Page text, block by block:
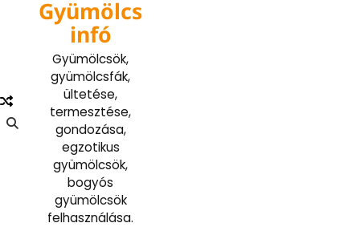
Gyümölcs
infó
Gyümölcsök,
gyümölcsfák,
ültetése,
termesztése,
gondozása,
egzotikus
gyümölcsök,
bogyós
gyümölcsök
felhasználása.